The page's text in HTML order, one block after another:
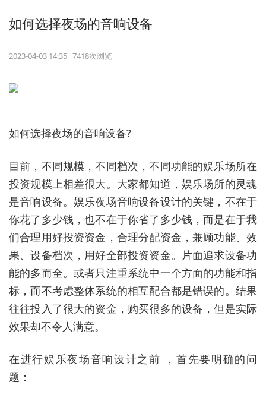
如何选择夜场的音响设备
2023-04-03 14:35 7418次浏览
如何选择夜场的音响设备?
目前，不同规模，不同档次，不同功能的娱乐场所在
投资规模上相差很大。大家都知道，娱乐场所的灵魂
是音响设备。娱乐夜场音响设备设计的关键，不在于
你花了多少钱，也不在于你省了多少钱，而是在于我
们合理用好投资资金，合理分配资金，兼顾功能、效
果、设备档次，用好全部投资资金。片面追求设备功
能的多而全。或者只注重系统中一个方面的功能和指
标，而不考虑整体系统的相互配合都是错误的。结果
往往投入了很大的资金，购买很多的设备，但是实际
效果却不令人满意。
在进行娱乐夜场音响设计之前 ，首先要明确的问
题：